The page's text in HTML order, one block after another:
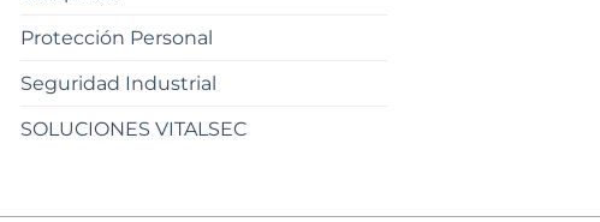
Protección Personal
Seguridad Industrial
SOLUCIONES VITALSEC